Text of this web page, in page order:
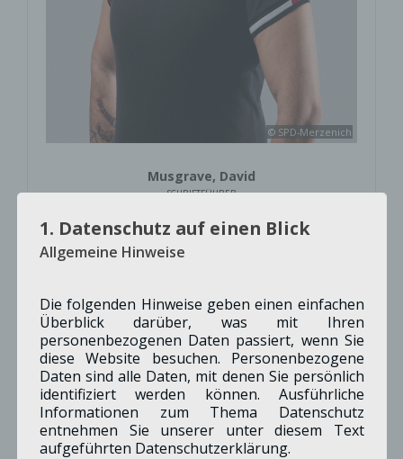
© SPD-Merzenich
Musgrave, David
SCHRIFTFÜHRER
1. Datenschutz auf einen Blick
Allgemeine Hinweise
Die folgenden Hinweise geben einen einfachen
Überblick darüber, was mit Ihren
personenbezogenen Daten passiert, wenn Sie
diese Website besuchen. Personenbezogene
Daten sind alle Daten, mit denen Sie persönlich
identifiziert werden können. Ausführliche
Informationen zum Thema Datenschutz
entnehmen Sie unserer unter diesem Text
aufgeführten Datenschutzerklärung.